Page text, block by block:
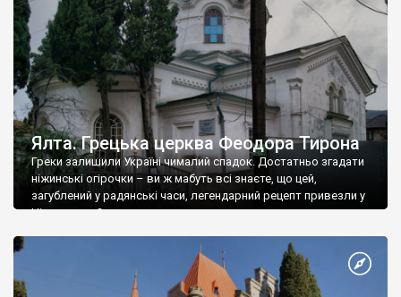
Ялта. Грецька церква Феодора Тирона
Греки залишили Україні чималий спадок. Достатньо згадати
ніжинські огірочки – ви ж мабуть всі знаєте, що цей,
загублений у радянські часи, легендарний рецепт привезли у
Ніжин греки?